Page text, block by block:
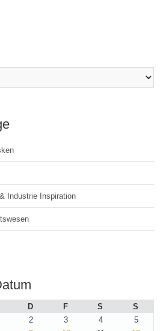
Industrie Inspiration
D F S
S
2 3 4
5